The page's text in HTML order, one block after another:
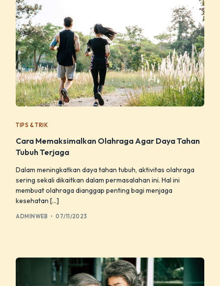
TIPS & TRIK
Cara Memaksimalkan Olahraga Agar Daya Tahan
Tubuh Terjaga
Dalam meningkatkan daya tahan tubuh, aktivitas olahraga
sering sekali dikaitkan dalam permasalahan ini. Hal ini
membuat olahraga dianggap penting bagi menjaga
kesehatan […]
ADMINWEB 07/11/2023